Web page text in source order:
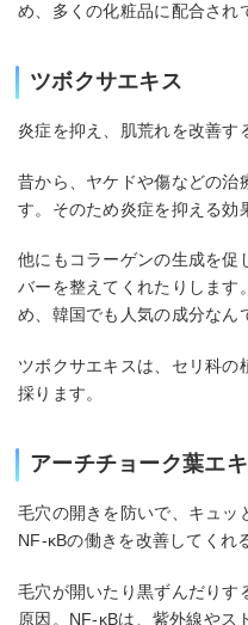
め、多くの化粧品に配合され
ツボクサエキス
炎症を抑え、肌荒れを改善す
昔から、ヤケドや傷などの治
す。そのため炎症を抑える効
他にもコラーゲンの生成を促
バーを整えてくれたりします
め、韓国でも人気の成分なん
ツボクサエキスは、セリ科の
採ります。
アーチチョーク葉エ
毛穴の開きを防いで、キュッ
NF-κBの働きを改善してくれ
毛穴が開いたり黒ずんだりす
原因。NF-κBは、紫外線やス